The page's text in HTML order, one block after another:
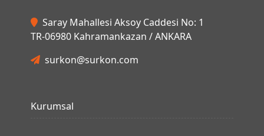
Saray Mahallesi Aksoy Caddesi No: 1
TR-06980 Kahramankazan / ANKARA
surkon@surkon.com
Kurumsal